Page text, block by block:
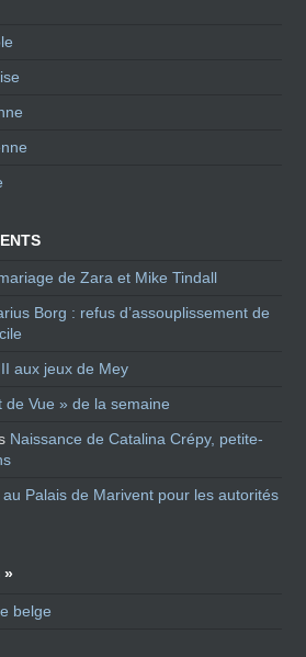
de Zara et Mike Tindall
Borg : refus d’assouplissement de
aux jeux de Mey
de Vue » de la semaine
Naissance de Catalina Crépy, petite-
au Palais de Marivent pour les autorités
»
belge